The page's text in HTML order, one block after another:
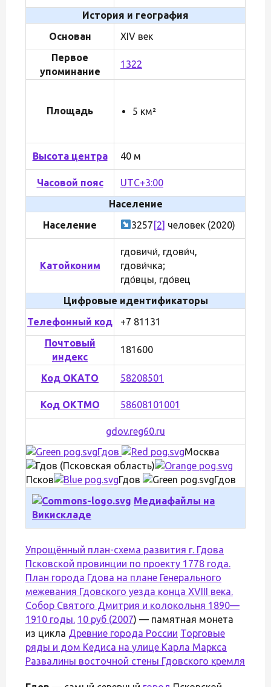
История и география
Основан
XIV век
Первое
упоминание
1322
Площадь 5 км²
Высота центра 40 м
Часовой пояс
UTC+3:00
Население
Население
3257 [2] человек (2020)
Катойконим
гдовичи́, гдови́ч,
гдови́чка;
гдо́вцы, гдо́вец
Цифровые идентификаторы
Телефонный код
+7 81131
Почтовый
индекс
181600
Код ОКАТО 58208501
Код ОКТМО 58608101001
gdov.reg60.ru
Гдов
Москва
Псков Гдов
Гдов
Медиафайлы на
Викискладе
Упрощённый план-схема развития г. Гдова
Псковской провинции по проекту 1778 года.
План города Гдова на плане Генерального
межевания Гдовского уезда конца XVIII века.
Собор Святого Дмитрия и колокольня 1890—
1910 годы. 10 руб (2007) — памятная монета
из цикла Древние города России Торговые
ряды и дом Кедиса на улице Карла Маркса
Развалины восточной стены Гдовского кремля